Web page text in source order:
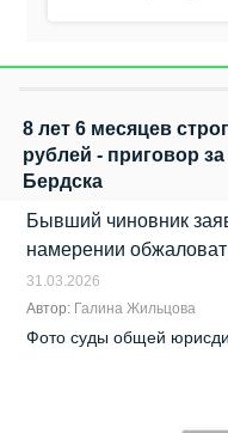
8 лет 6 месяцев
рублей - приговор
Бердска
Бывший чиновник
намерении
31.03.2026
Автор: Галина Жильцова
Фото суды общей